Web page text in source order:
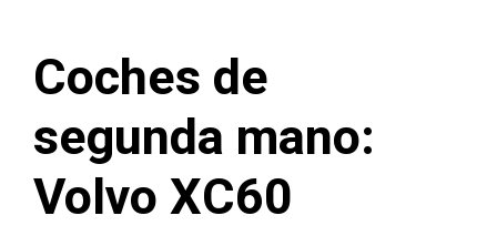
Coches de
segunda mano:
Volvo XC60